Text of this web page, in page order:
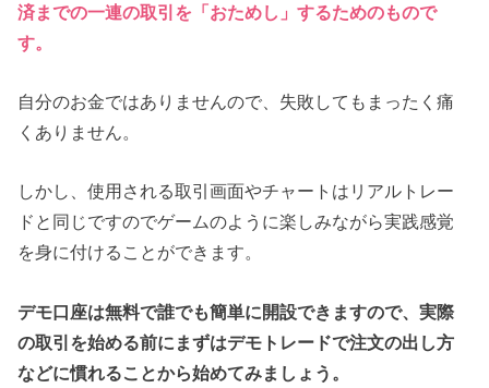
済までの一連の取引を「おためし」するためのもので
す。
自分のお金ではありませんので、失敗してもまったく痛
くありません。
しかし、使用される取引画面やチャートはリアルトレー
ドと同じですのでゲームのように楽しみながら実践感覚
を身に付けることができます。
デモ口座は無料で誰でも簡単に開設できますので、実際
の取引を始める前にまずはデモトレードで注文の出し方
などに慣れることから始めてみましょう。